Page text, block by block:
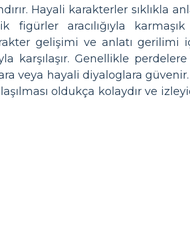
Hayali karakterler sıklıkla
aracılığıyla karmaşık
gelişimi ve anlatı
karşılaşır. Genellikle
veya hayali diyaloglara
oldukça kolaydır ve